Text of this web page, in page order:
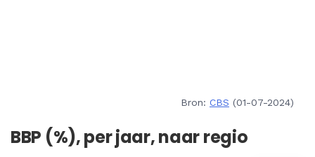
Bron: CBS (01-07-2024)
BBP (%), per jaar, naar regio